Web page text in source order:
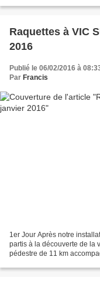
Raquettes à VIC
2016
Publié le 06/02/2016 à
Par Francis
1er Jour Après notre
partis à la découverte de la
pédestre de 11 km